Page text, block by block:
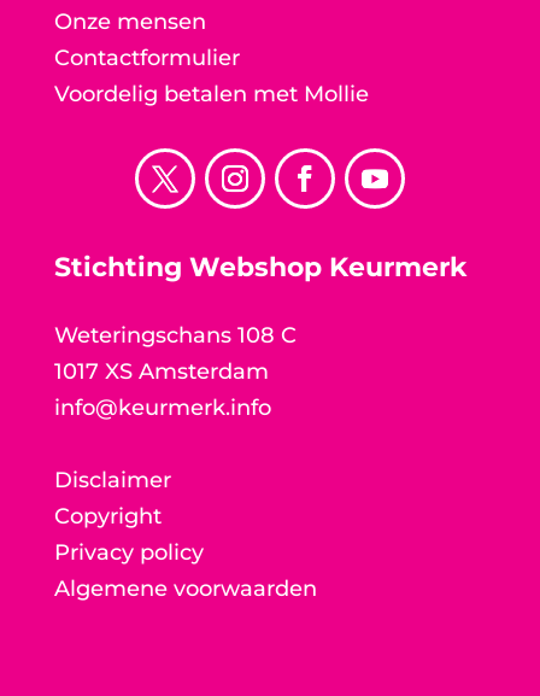
Onze mensen
Contactformulier
Voordelig betalen met Mollie
Stichting Webshop Keurmerk
Weteringschans 108 C
1017 XS Amsterdam
info@keurmerk.info
Disclaimer
Copyright
Privacy policy
Algemene voorwaarden